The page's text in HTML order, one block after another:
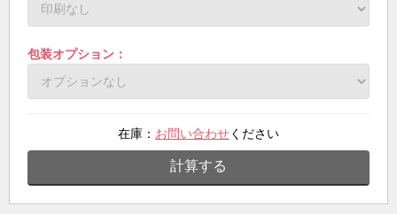
包装オプション：
在庫： お問い合わせください
計算する